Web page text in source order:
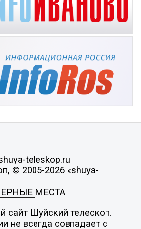
teleskop.ru
© 2005-2026 «shuya-
МЕСТА
сайт Шуйский телескоп.
не всегда совпадает с